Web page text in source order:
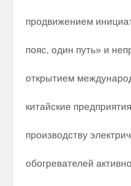
продвижением
пояс, один путь» и
открытием
китайские
производству
обогревателей